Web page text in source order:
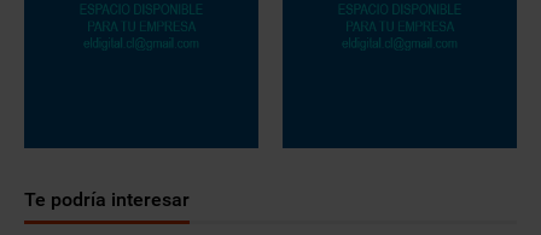
Te podría interesar